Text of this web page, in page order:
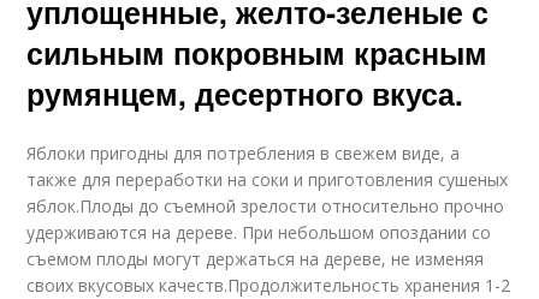
уплощенные, желто-зеленые с
сильным покровным красным
румянцем, десертного вкуса.
Яблоки пригодны для потребления в свежем виде, а
также для переработки на соки и приготовления сушеных
яблок.Плоды до съемной зрелости относительно прочно
удерживаются на дереве. При небольшом опоздании со
съемом плоды могут держаться на дереве, не изменяя
своих вкусовых качеств.Продолжительность хранения 1-2